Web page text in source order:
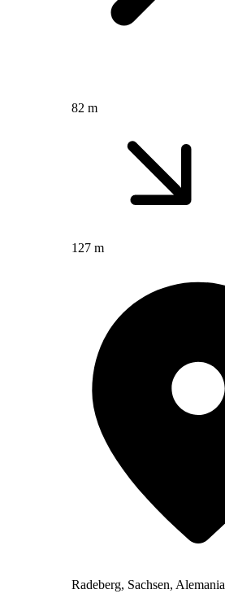
82 m
127 m
Radeberg, Sachsen, Alemania